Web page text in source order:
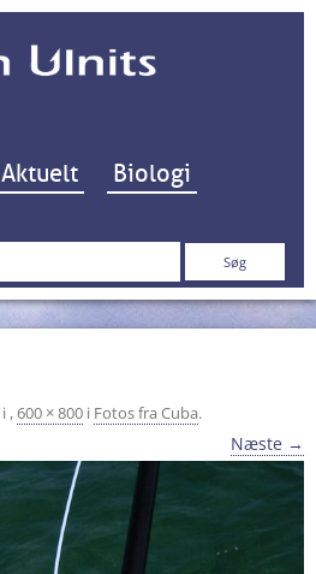
Hop til indhold
Aktuelt Biologi
i ,600 × 800 i Fotos fra Cuba.
Næste →